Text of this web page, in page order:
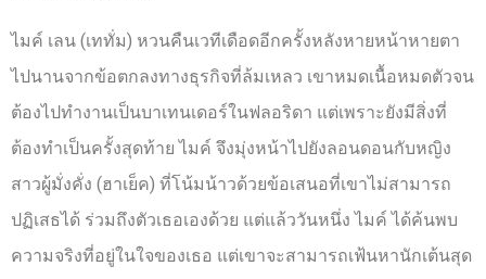
ไมค์ เลน (เททั่ม) หวนคืนเวทีเดือดอีกครั้งหลังหายหน้าหายตา
ไปนานจากข้อตกลงทางธุรกิจที่ล้มเหลว เขาหมดเนื้อหมดตัวจน
ต้องไปทำงานเป็นบาเทนเดอร์ในฟลอริดา แต่เพราะยังมีสิ่งที่
ต้องทำเป็นครั้งสุดท้าย ไมค์ จึงมุ่งหน้าไปยังลอนดอนกับหญิง
สาวผู้มั่งคั่ง (ฮาเย็ค) ที่โน้มน้าวด้วยข้อเสนอที่เขาไม่สามารถ
ปฏิเสธได้ ร่วมถึงตัวเธอเองด้วย แต่แล้ววันหนึ่ง ไมค์ ได้ค้นพบ
ความจริงที่อยู่ในใจของเธอ แต่เขาจะสามารถเฟ้นหานักเต้นสุด